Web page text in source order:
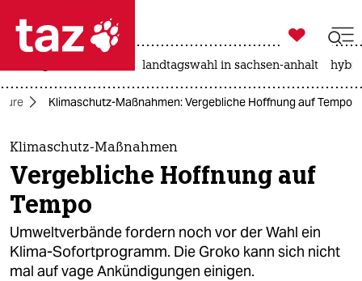
 taz zahl ich
taz zahl ich
themen
politik
öko
gesellschaft

taz zahl ich
landtagswahl in sachsen-anhalt
Klimaschutz-Maßnahmen: Vergebliche Hoffnung auf Tempo
Klimaschutz-Maßnahmen
Vergebliche Hoffnung auf
Tempo
Umweltverbände fordern noch vor der Wahl ein
Klima-Sofortprogramm. Die Groko kann sich nicht
mal auf vage Ankündigungen einigen.